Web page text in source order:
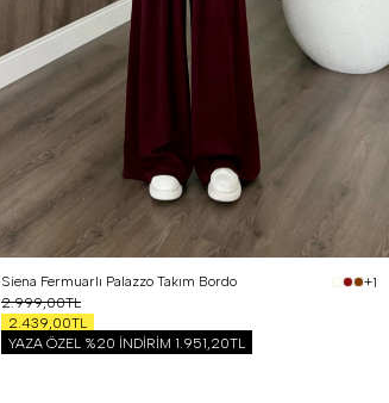
1 Beden (36-38)2 Beden (40-42)
Siena Fermuarlı Palazzo Takım Bordo
+1
2.999,00TL
2.439,00TL
YAZA ÖZEL %20 İNDİRİM 1.951,20TL